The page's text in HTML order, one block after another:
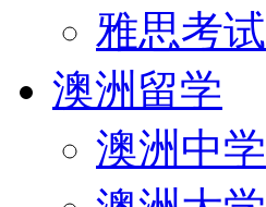
雅思考试
澳洲留学
澳洲中学